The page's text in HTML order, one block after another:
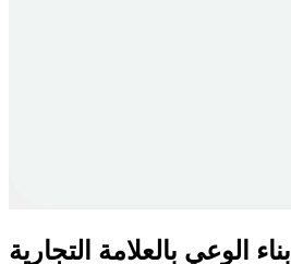
بناء الوعي بالعلامة التجارية